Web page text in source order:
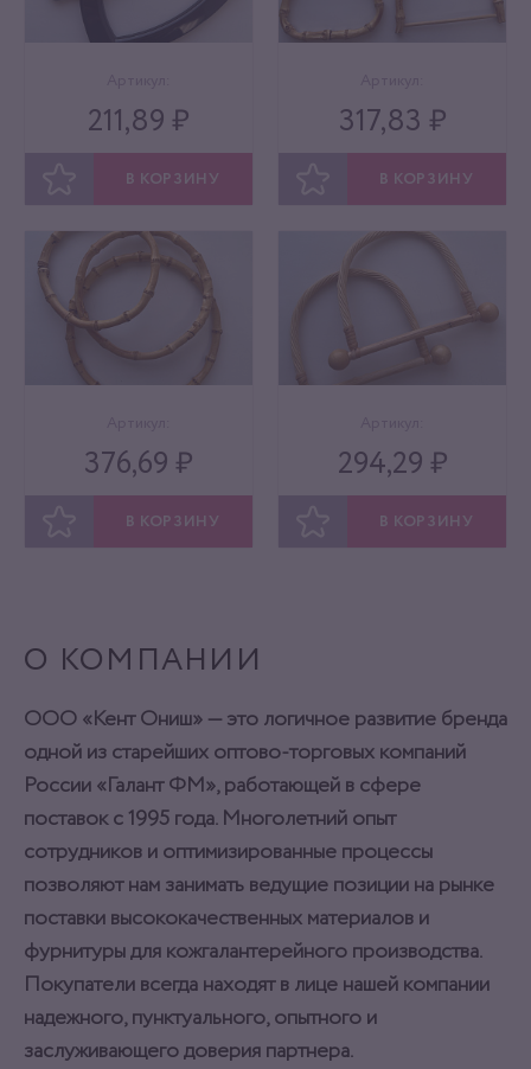
211,89 ₽
В КОРЗИНУ
317,83 ₽
В КОРЗИНУ
376,69 ₽
В КОРЗИНУ
294,29 ₽
В КОРЗИНУ
О КОМПАНИИ
ООО «Кент Ониш» — это логичное развитие бренда
одной из старейших оптово-торговых компаний
России «Галант ФМ», работающей в сфере
поставок с 1995 года. Многолетний опыт
сотрудников и оптимизированные процессы
позволяют нам занимать ведущие позиции на рынке
поставки высококачественных материалов и
фурнитуры для кожгалантерейного производства.
Покупатели всегда находят в лице нашей компании
надежного, пунктуального, опытного и
заслуживающего доверия партнера.